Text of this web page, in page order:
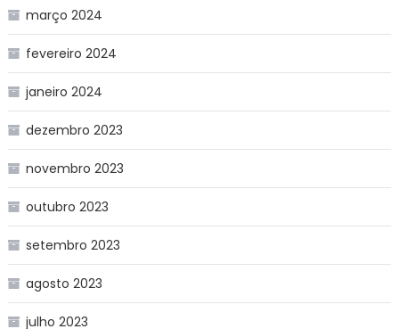
março 2024
fevereiro 2024
janeiro 2024
dezembro 2023
novembro 2023
outubro 2023
setembro 2023
agosto 2023
julho 2023